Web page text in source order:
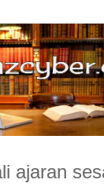
ajaran